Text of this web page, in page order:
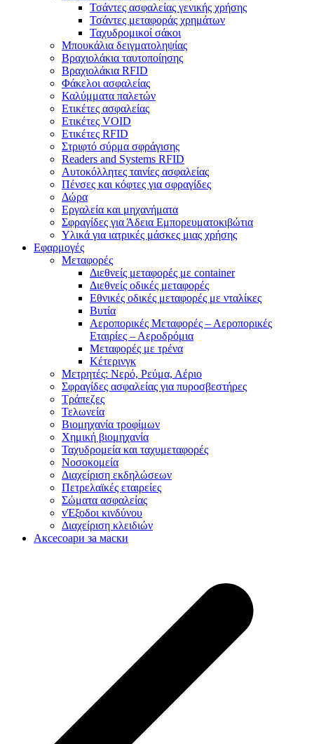
Τσάντες ασφαλείας γενικής χρήσης
Τσάντες μεταφοράς χρημάτων
Ταχυδρομικοί σάκοι
Μπουκάλια δειγματοληψίας
Βραχιολάκια ταυτοποίησης
Βραχιολάκια RFID
Φάκελοι ασφαλείας
Καλύμματα παλετών
Ετικέτες ασφαλείας
Ετικέτες VOID
Ετικέτες RFID
Στριφτό σύρμα σφράγισης
Readers and Systems RFID
Αυτοκόλλητες ταινίες ασφαλείας
Πένσες και κόφτες για σφραγίδες
Δώρα
Εργαλεία και μηχανήματα
Σφραγίδες για Άδεια Εμπορευματοκιβώτια
Υλικά για ιατρικές μάσκες μιας χρήσης
Εφαρμογές
Μεταφορές
Διεθνείς μεταφορές με container
Διεθνείς οδικές μεταφορές
Εθνικές οδικές μεταφορές με νταλίκες
Βυτία
Αεροπορικές Μεταφορές – Αεροπορικές
Εταιρίες – Αεροδρόμια
Μεταφορές με τρένα
Κέτερινγκ
Μετρητές: Νερό, Ρεύμα, Αέριο
Σφραγίδες ασφαλείας για πυροσβεστήρες
Τράπεζες
Τελωνεία
Βιομηχανία τροφίμων
Χημική βιομηχανία
Ταχυδρομεία και ταχυμεταφορές
Νοσοκομεία
Διαχείριση εκδηλώσεων
Πετρελαϊκές εταιρείες
Σώματα ασφαλείας
vΈξοδοι κινδύνου
Διαχείριση κλειδιών
Аксесоари за маски